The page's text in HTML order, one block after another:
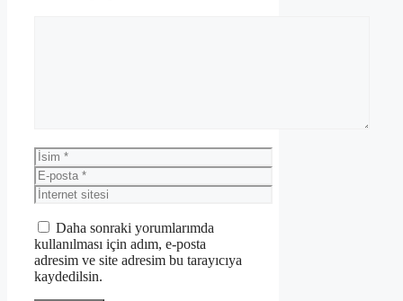
İsim
E-
posta
İnternet
sitesi
Daha sonraki yorumlarımda
kullanılması için adım, e-posta
adresim ve site adresim bu tarayıcıya
kaydedilsin.